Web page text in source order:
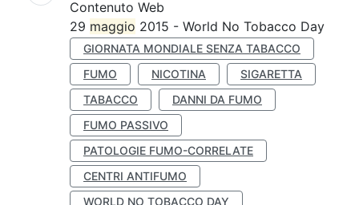
Contenuto Web
29 maggio 2015 - World No Tobacco Day
GIORNATA MONDIALE SENZA TABACCO
FUMO
NICOTINA
SIGARETTA
TABACCO
DANNI DA FUMO
FUMO PASSIVO
PATOLOGIE FUMO-CORRELATE
CENTRI ANTIFUMO
WORLD NO TOBACCO DAY